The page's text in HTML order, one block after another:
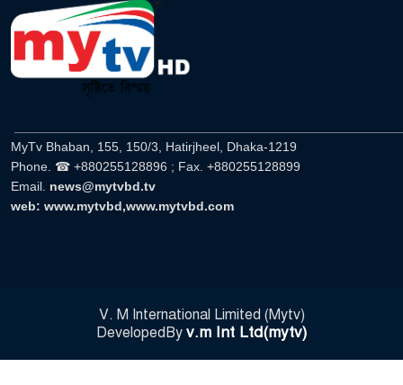
MyTv Bhaban, 155, 150/3, Hatirjheel, Dhaka-1219
Phone. ☎ +880255128896 ; Fax. +880255128899
Email. news@mytvbd.tv
web: www.mytvbd,www.mytvbd.com
V. M International Limited (Mytv)
DevelopedBy v.m Int Ltd(mytv)